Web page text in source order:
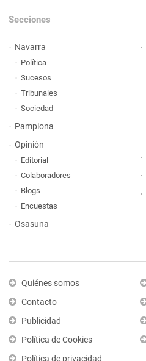
Secciones
Navarra
Política
Sucesos
Tribunales
Sociedad
Pamplona
Opinión
Editorial
Colaboradores
Blogs
Encuestas
Osasuna
Quiénes somos
Contacto
Publicidad
Política de Cookies